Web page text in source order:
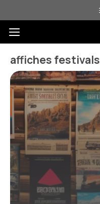
au
contenuMenu
affiches festivals